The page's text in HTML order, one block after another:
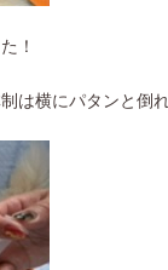
！
は横にパタンと倒